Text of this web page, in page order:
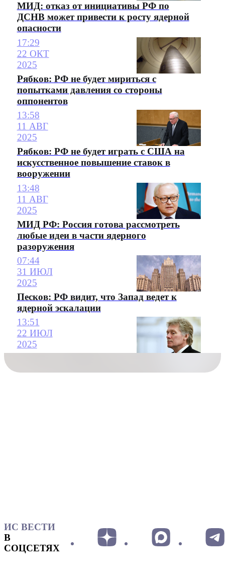
МИД: отказ от инициативы РФ по
ДСНВ может привести к росту ядерной
опасности
17:29
22 ОКТ
2025
Рябков: РФ не будет мириться с
попытками давления со стороны
оппонентов
13:58
11 АВГ
2025
Рябков: РФ не будет играть с США на
искусственное повышение ставок в
вооружении
13:48
11 АВГ
2025
МИД РФ: Россия готова рассмотреть
любые идеи в части ядерного
разоружения
07:44
31 ИЮЛ
2025
Песков: РФ видит, что Запад ведет к
ядерной эскалации
13:51
22 ИЮЛ
2025
ИС ВЕСТИ
В
СОЦСЕТЯХ